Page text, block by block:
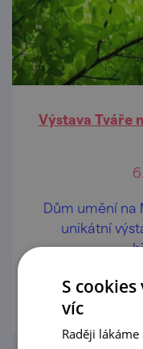
Výstava Tváře
Dům umění na
unikátní
S
víc
Raději